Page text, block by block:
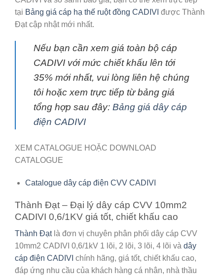
tại Bảng giá cáp hạ thế ruột đồng CADIVI được Thành
Đạt cập nhật mới nhất.
Nếu bạn cần xem giá toàn bộ cáp
CADIVI với mức chiết khấu lên tới
35% mới nhất, vui lòng liên hệ chúng
tôi hoặc xem trực tiếp từ bảng giá
tổng hợp sau đây: Bảng giá dây cáp
điện CADIVI
XEM CATALOGUE HOẶC DOWNLOAD
CATALOGUE
Catalogue dây cáp điện CVV CADIVI
Thành Đạt – Đại lý dây cáp CVV 10mm2
CADIVI 0,6/1KV giá tốt, chiết khấu cao
Thành Đạtlà đơn vị chuyên phân phối dây cáp CVV
10mm2 CADIVI 0,6/1kV 1 lõi, 2 lõi, 3 lõi, 4 lõi và dây
cáp điện CADIVI chính hãng, giá tốt, chiết khấu cao,
đáp ứng nhu cầu của khách hàng cá nhân, nhà thầu